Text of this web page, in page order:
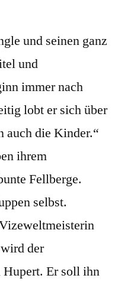
und seinen ganz
und
immer nach
lobt er sich über
auch die Kinder.“
ihrem
Fellberge.
selbst.
der
Er soll ihn